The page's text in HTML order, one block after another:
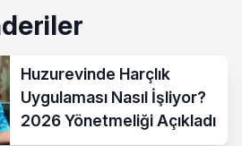
Huzurevinde Harçlık
Uygulaması Nasıl İşliyor?
2026 Yönetmeliği Açıkladı